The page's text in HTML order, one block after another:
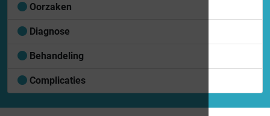
Oorzaken
Diagnose
Behandeling
Complicaties